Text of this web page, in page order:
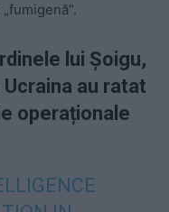
lui Șoigu,
au ratat
operaționale